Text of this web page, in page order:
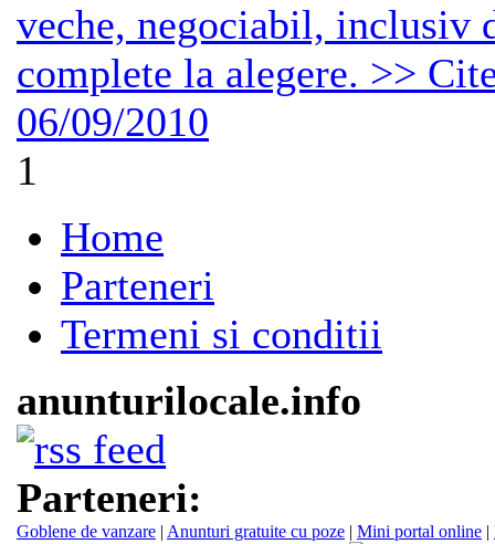
veche, negociabil, inclusiv
complete la alegere. >>
06/09/2010
1
Home
Parteneri
Termeni si conditii
anunturilocale.info
Parteneri:
Goblene de vanzare | Anunturi gratuite cu poze | Mini portal online |